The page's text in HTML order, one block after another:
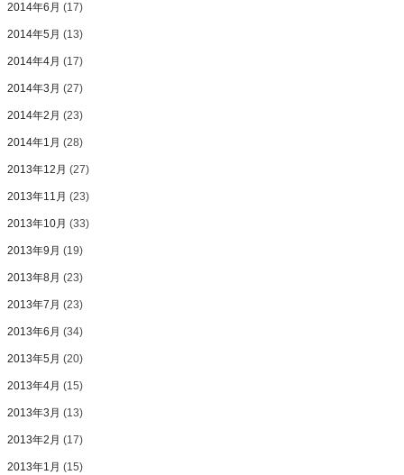
2014年6月 (17)
2014年5月 (13)
2014年4月 (17)
2014年3月 (27)
2014年2月 (23)
2014年1月 (28)
2013年12月 (27)
2013年11月 (23)
2013年10月 (33)
2013年9月 (19)
2013年8月 (23)
2013年7月 (23)
2013年6月 (34)
2013年5月 (20)
2013年4月 (15)
2013年3月 (13)
2013年2月 (17)
2013年1月 (15)